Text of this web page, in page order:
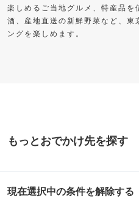
楽しめるご当地グルメ、特産品
酒、産地直送の新鮮野菜など、
ングを楽しめます。
もっとおでかけ先を探す
現在選択中の条件を解除する